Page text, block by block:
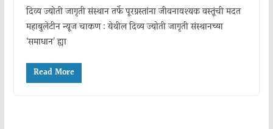
दिव्य ज्योती जागृती संस्थान तर्फे पूरग्रस्तांना जीवनावश्यक वस्तूंची मदत
महाबुलेटीन न्यूज चाकण : येथील दिव्य ज्योती जागृती संस्थानच्या
‘समाधान’ ह्या
Read More